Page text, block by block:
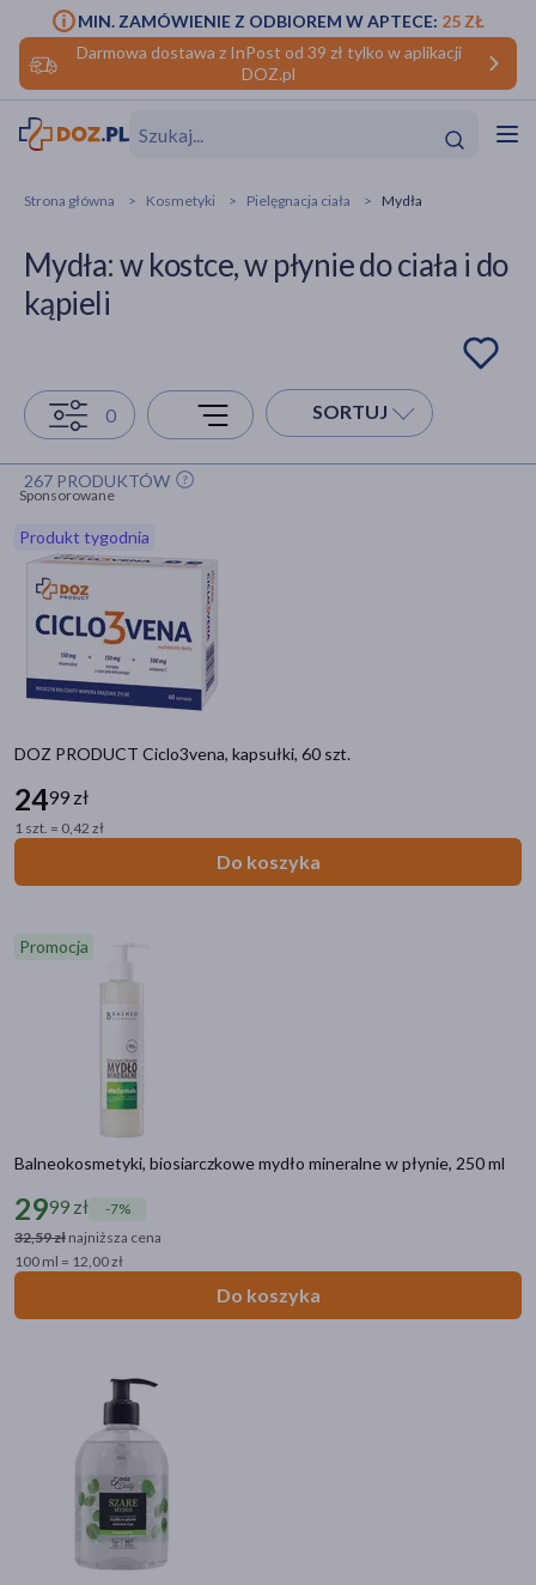
Darmowa dostawa z InPost od 39 zł tylko w aplikacji
DOZ.pl
MIN. ZAMÓWIENIE Z ODBIOREM W APTECE: 25 ZŁ
Hit
Hit
Hit
makijażu
Hit
Strona główna Kosmetyki Pielęgnacja ciała Mydła
Mydła: w kostce, w płynie do ciała i do
kąpieli
0 SORTUJ
267 PRODUKTÓW
Sponsorowane
Produkt tygodnia
DOZ PRODUCT Ciclo3vena, kapsułki, 60 szt.
2499 zł
1 szt. = 0,42 zł
Do koszyka
Promocja
Balneokosmetyki, biosiarczkowe mydło mineralne w płynie, 250 ml
2999 zł
-7%
32,59 zł najniższa cena
100 ml = 12,00 zł
Do koszyka